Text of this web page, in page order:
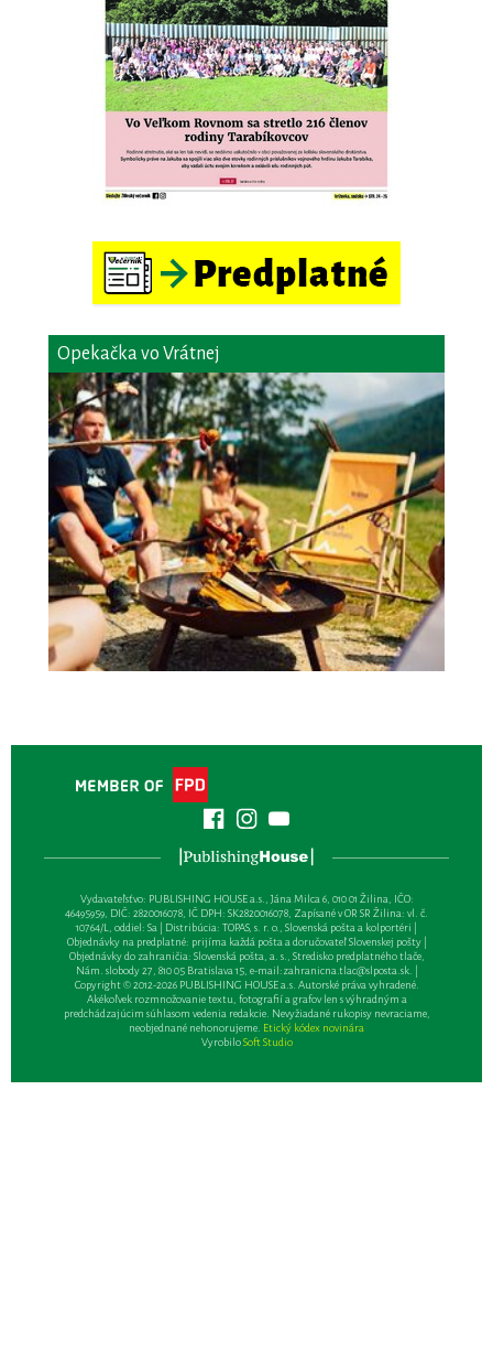
Opekačka vo Vrátnej
Vydavateľsťvo: PUBLISHING HOUSE a.s., Jána Milca 6, 010 01 Žilina, IČO:
46495959, DIČ: 2820016078, IČ DPH: SK2820016078, Zapísané v OR SR Žilina: vl. č.
10764/L, oddiel: Sa | Distribúcia: TOPAS, s. r. o., Slovenská pošta a kolportéri |
Objednávky na predplatné: prijíma každá pošta a doručovateľ Slovenskej pošty |
Objednávky do zahraničia: Slovenská pošta, a. s., Stredisko predplatného tlače,
Nám. slobody 27, 810 05 Bratislava 15, e-mail:zahranicna.tlac@slposta.sk. |
Copyright © 2012-2026 PUBLISHING HOUSE a.s. Autorské práva vyhradené.
Akékoľvek rozmnožovanie textu, fotografií a grafov len s výhradným a
predchádzajúcim súhlasom vedenia redakcie. Nevyžiadané rukopisy nevraciame,
neobjednané nehonorujeme. Etický kódex novinára
VyrobiloSoft Studio